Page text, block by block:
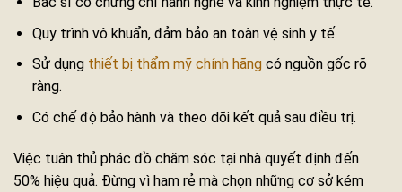
Quy trình vô khuẩn, đảm bảo an toàn vệ sinh y tế.
Sử dụng thiết bị thẩm mỹ chính hãngcó nguồn gốc rõ
ràng.
Có chế độ bảo hành và theo dõi kết quả sau điều trị.
Việc tuân thủ phác đồ chăm sóc tại nhà quyết định đến
50% hiệu quả. Đừng vì ham rẻ mà chọn những cơ sở kém